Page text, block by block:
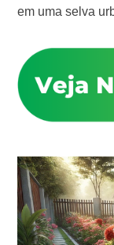
em uma selva